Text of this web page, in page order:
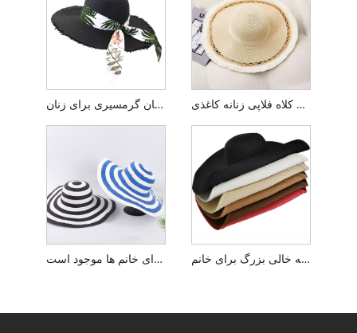
کلاه فلاپی روبان گرمسیری برای زنان کلاه فلاپی زنانه کاغذی OEM
کلاه آفتابی فلاپی راه راه برای خانم ها موجود است کلاه آفتابی فلاپی لبه خالی بزرگ برای خانم